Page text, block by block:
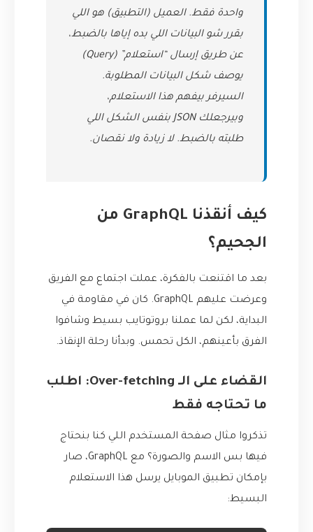
واحدة فقط. العميل (التطبيق) هو اللي
بقرر شو البيانات اللي بده إياها بالضبط،
عن طريق إرسال “استعلام” (Query)
يوصف شكل البيانات المطلوبة.
السيرفر بيفهم هذا الاستعلام،
وبيرجعلك JSON بنفس الشكل اللي
طلبته بالضبط. لا زيادة ولا نقصان.
كيف أنقذنا GraphQL من
الجحيم؟
بعد ما اقتنعت بالفكرة، عملت اجتماع مع الفريق
وعرضت عليهم GraphQL. كان في مقاومة في
البداية، لكن لما عملنا بروتوتايب بسيط وشافوا
الفرق بأعينهم، الكل تحمس. وبدأنا رحلة الإنقاذ.
القضاء على الـ Over-fetching: اطلب
ما تحتاجه فقط
تذكروا مثال صفحة المستخدم اللي كنا بنحتاج
فيها بس الاسم والصورة؟ مع GraphQL، صار
بإمكان تطبيق الموبايل يرسل هذا الاستعلام
البسيط: